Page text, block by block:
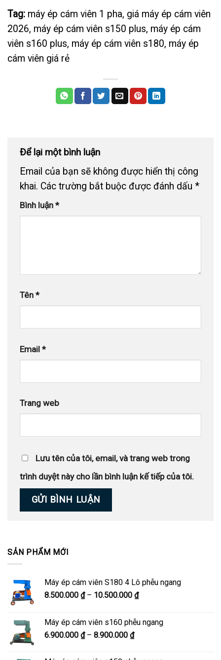
Tag: máy ép cám viên 1 pha, giá máy ép cám viên
2026, máy ép cám viên s150 plus, máy ép cám
viên s160 plus, máy ép cám viên s180, máy ép
cám viên giá rẻ
Để lại một bình luận
Email của bạn sẽ không được hiển thị công
khai. Các trường bắt buộc được đánh dấu *
Bình luận *
Tên *
Email *
Trang web
Lưu tên của tôi, email, và trang web trong
trình duyệt này cho lần bình luận kế tiếp của tôi.
SẢN PHẨM MỚI
Máy ép cám viên S180 4 Lô phễu ngang
8.500.000 ₫ – 10.500.000 ₫Khoảng
8.500.000 ₫
Máy ép cám viên s160 phễu ngang
6.900.000 ₫ – 8.900.000 ₫Khoảng
từ